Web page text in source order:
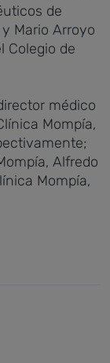
de
Mario Arroyo
Colegio de
médico
Mompía,
Alfredo
Mompía,